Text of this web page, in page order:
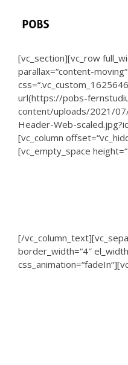
[vc_section][vc_row
parallax=“content-moving“
url(https://pobs-
content/uploads/2021/
Header-Web-
[vc_column
[vc_empty_space
[/
border_width=“4″